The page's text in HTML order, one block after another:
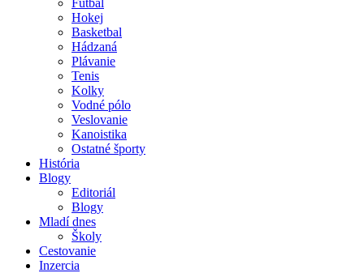
Futbal
Hokej
Basketbal
Hádzaná
Plávanie
Tenis
Kolky
Vodné pólo
Veslovanie
Kanoistika
Ostatné športy
História
Blogy
Editoriál
Blogy
Mladí dnes
Školy
Cestovanie
Inzercia